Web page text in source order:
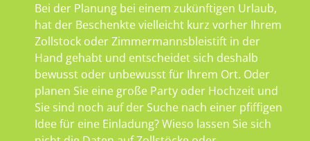
Bei der Planung bei einem zukünftigen Urlaub,
hat der Beschenkte vielleicht kurz vorher Ihrem
Zollstock oder Zimmermannsbleistift in der
Hand gehabt und entscheidet sich deshalb
bewusst oder unbewusst für Ihrem Ort. Oder
planen Sie eine große Party oder Hochzeit und
Sie sind noch auf der Suche nach einer pfiffigen
Idee für eine Einladung? Wieso lassen Sie sich